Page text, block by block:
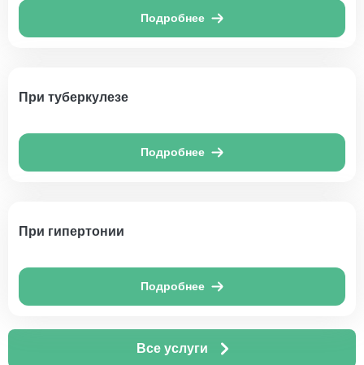
Подробнее
При туберкулезе
Подробнее
При гипертонии
Подробнее
Все услуги